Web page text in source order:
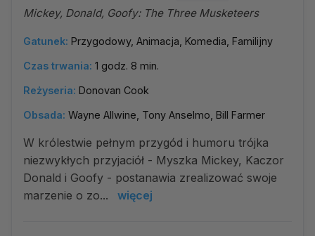
Mickey, Donald, Goofy: The Three Musketeers
Gatunek: Przygodowy, Animacja, Komedia, Familijny
Czas trwania: 1 godz. 8 min.
Reżyseria: Donovan Cook
Obsada: Wayne Allwine, Tony Anselmo, Bill Farmer
W królestwie pełnym przygód i humoru trójka
niezwykłych przyjaciół - Myszka Mickey, Kaczor
Donald i Goofy - postanawia zrealizować swoje
marzenie o zo...
więcej